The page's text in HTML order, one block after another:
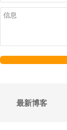
最新博客